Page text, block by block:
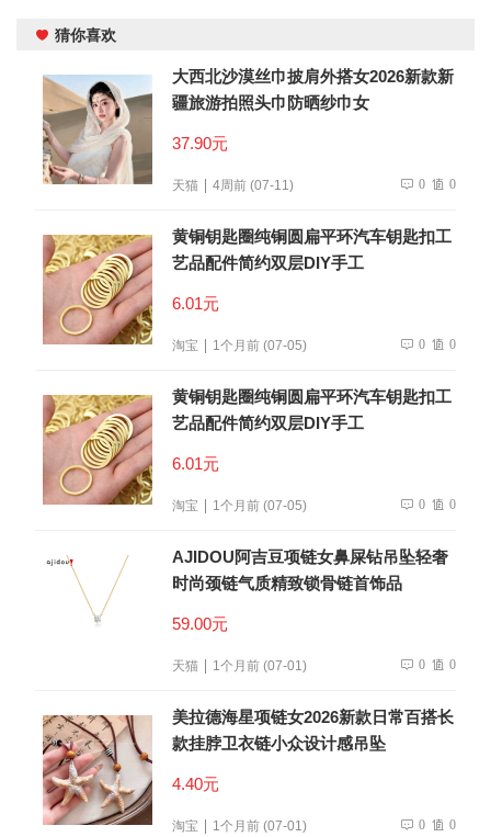
猜你喜欢
大西北沙漠丝巾披肩外搭女2026新款新
疆旅游拍照头巾防晒纱巾女
37.90元
天猫 4周前 (07-11) 0 0
黄铜钥匙圈纯铜圆扁平环汽车钥匙扣工
艺品配件简约双层DIY手工
6.01元
淘宝 1个月前 (07-05) 0 0
黄铜钥匙圈纯铜圆扁平环汽车钥匙扣工
艺品配件简约双层DIY手工
6.01元
淘宝 1个月前 (07-05) 0 0
AJIDOU阿吉豆项链女鼻屎钻吊坠轻奢
时尚颈链气质精致锁骨链首饰品
59.00元
天猫 1个月前 (07-01) 0 0
美拉德海星项链女2026新款日常百搭长
款挂脖卫衣链小众设计感吊坠
4.40元
淘宝 1个月前 (07-01) 0 0